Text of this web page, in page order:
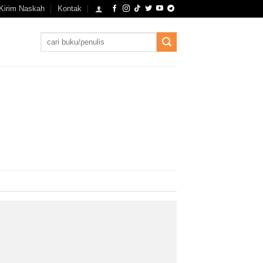
Kirim Naskah Kontak
Search